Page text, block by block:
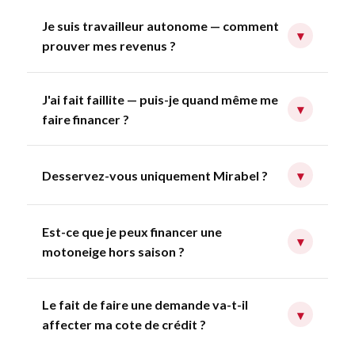
Je suis travailleur autonome — comment
prouver mes revenus ?
▾
J'ai fait faillite — puis-je quand même me
faire financer ?
▾
Desservez-vous uniquement Mirabel ? ▾
Est-ce que je peux financer une
motoneige hors saison ?
▾
Le fait de faire une demande va-t-il
affecter ma cote de crédit ?
▾